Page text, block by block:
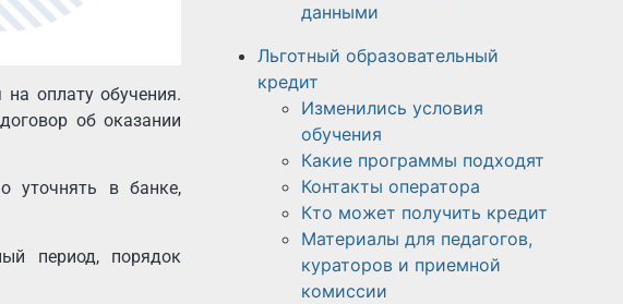
оплату обучения.
об оказании
уточнять в банке,
период, порядок
данными
Льготный образовательный
кредит
Изменились условия
обучения
Какие программы подходят
Контакты оператора
Кто может получить кредит
Материалы для педагогов,
кураторов и приемной
комиссии